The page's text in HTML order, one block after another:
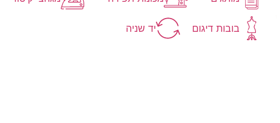
בובות דיגום יד שניה